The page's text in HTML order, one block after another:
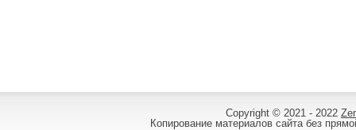
Copyright © 2021 - 2022
Копирование материалов сайта без